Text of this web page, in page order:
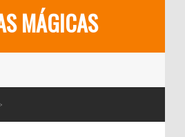
MÁGICAS